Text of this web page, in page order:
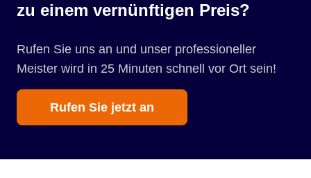
zu einem vernünftigen Preis?
Rufen Sie uns an und unser professioneller
Meister wird in 25 Minuten schnell vor Ort sein!
Rufen Sie jetzt an